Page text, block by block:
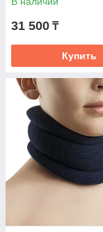
31 500 ₸
Купить